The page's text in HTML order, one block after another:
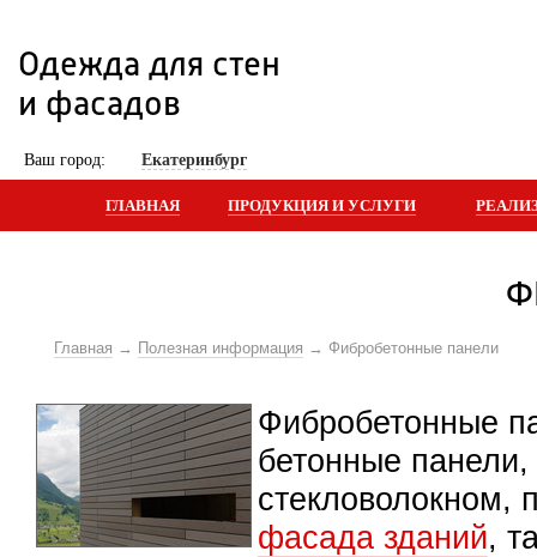
Одежда для стен
и фасадов
Ваш город: Екатеринбург
ГЛАВНАЯ ПРОДУКЦИЯ И УСЛУГИ
Главная Полезная информация Фибробетонные панели
Фибробетонные
бетонные
стекловолокном,
фасада зданий,